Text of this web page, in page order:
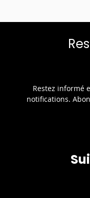
Restez informé
notifications.